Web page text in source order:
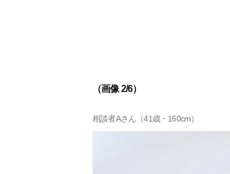
（画像 2/6）
相談者Aさん（41歳・160cm）